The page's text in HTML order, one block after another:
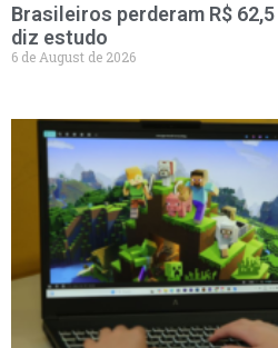
Brasileiros perderam R$
diz estudo
6 de August de 2026